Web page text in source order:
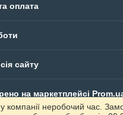
оплата
сайту
на маркетплейсі
компанії неробочий час.